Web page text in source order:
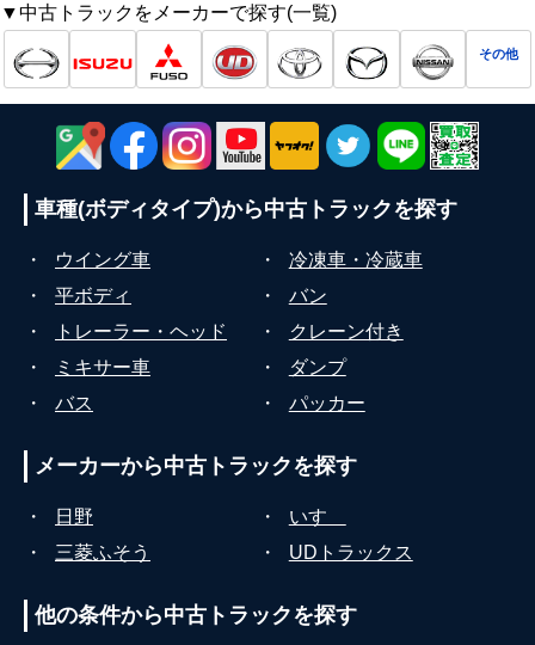
▼中古トラックをメーカーで探す(一覧)
その他
車種(ボディタイプ)から中古トラックを探す
・ ウイング車 ・
冷凍車・冷蔵車
・
平ボディ ・
バン
・
トレーラー・ヘッド ・
クレーン付き
・
ミキサー車 ・
ダンプ
・
バス ・ パッカー
メーカーから中古トラックを探す
・ 日野 ・
いすゞ
・
三菱ふそう ・ UDトラックス
他の条件から中古トラックを探す